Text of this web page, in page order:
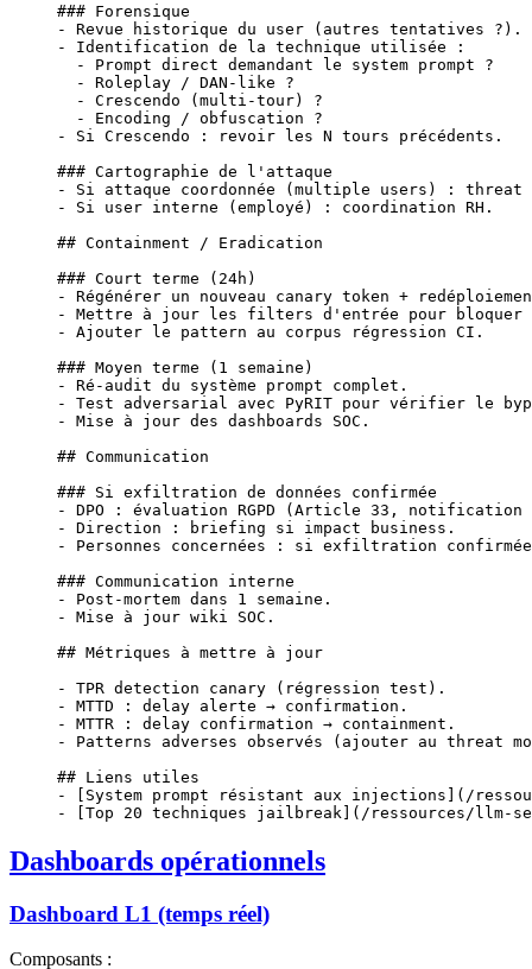
### Forensique
-
Revue historique du user (autres tentatives ?).
-
Identification de la technique utilisée :
  -
Prompt direct demandant le system prompt ?
  -
Roleplay / DAN-like ?
  -
Crescendo (multi-tour) ?
  -
Encoding / obfuscation ?
-
Si Crescendo : revoir les N tours précédents.
### Cartographie de l'attaque
-
Si attaque coordonnée (multiple users) :
-
Si user interne (employé) : coordination RH.
## Containment / Eradication
### Court terme (24h)
-
Régénérer un nouveau canary token +
-
Mettre à jour les filters d'entrée pour bloquer
-
Ajouter le pattern au corpus régression CI.
### Moyen terme (1 semaine)
-
Ré-audit du système prompt complet.
-
Test adversarial avec PyRIT pour vérifier le
-
Mise à jour des dashboards SOC.
## Communication
### Si exfiltration de données confirmée
-
DPO : évaluation RGPD (Article 33,
-
Direction : briefing si impact business.
-
Personnes concernées : si exfiltration
### Communication interne
-
Post-mortem dans 1 semaine.
-
Mise à jour wiki SOC.
## Métriques à mettre à jour
-
TPR detection canary (régression test).
-
MTTD : delay alerte → confirmation.
-
MTTR : delay confirmation → containment.
-
Patterns adverses observés (ajouter au threat
## Liens utiles
-
System prompt résistant aux injections ]( /
-
Top 20 techniques jailbreak ]( /ressources/llm-
Dashboards opérationnels
Dashboard L1 (temps réel)
Composants :